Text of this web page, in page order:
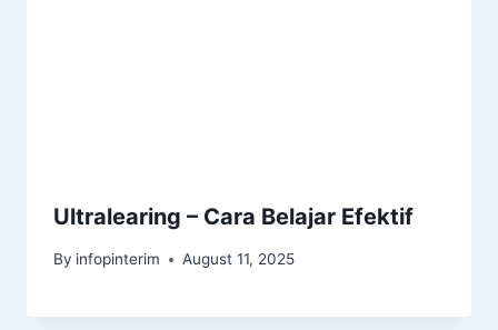
Ultralearing – Cara Belajar Efektif
By infopinterim August 11, 2025